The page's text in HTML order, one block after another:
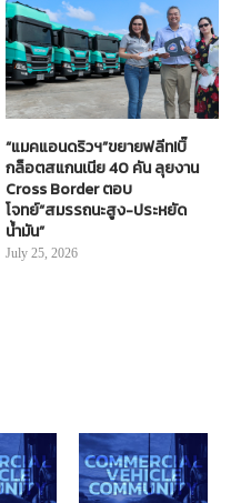
“แมคแอนดริวฯ”ขยายฟลีท!บิ๊
กล็อตสแกนเนีย 40 คัน ลุยงาน
Cross Border ตอบ
โจทย์“สมรรถนะสูง-ประหยัด
น้ำมัน”
July 25, 2026